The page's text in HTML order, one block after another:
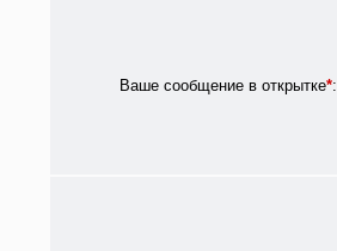
Ваше сообщение в открытке*: